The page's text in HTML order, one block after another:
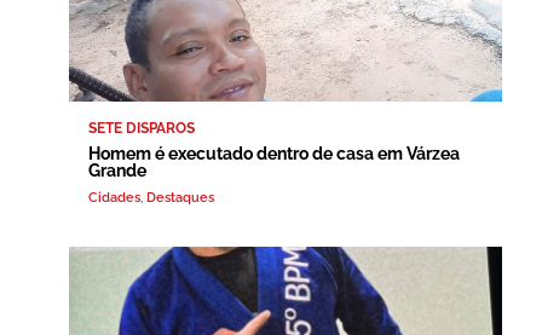
SETE DISPAROS
Homem é executado dentro de casa em Várzea
Grande
Cidades, Destaques